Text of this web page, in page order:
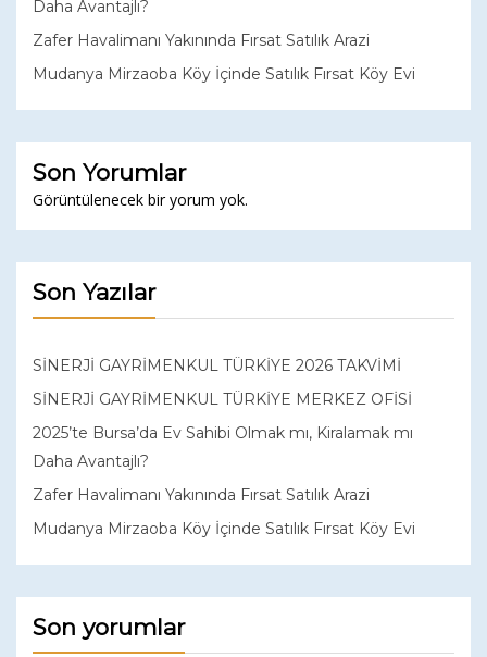
Daha Avantajlı?
Zafer Havalimanı Yakınında Fırsat Satılık Arazi
Mudanya Mirzaoba Köy İçinde Satılık Fırsat Köy Evi
Son Yorumlar
Görüntülenecek bir yorum yok.
Son Yazılar
SİNERJİ GAYRİMENKUL TÜRKİYE 2026 TAKVİMİ
SİNERJİ GAYRİMENKUL TÜRKİYE MERKEZ OFİSİ
2025’te Bursa’da Ev Sahibi Olmak mı, Kiralamak mı
Daha Avantajlı?
Zafer Havalimanı Yakınında Fırsat Satılık Arazi
Mudanya Mirzaoba Köy İçinde Satılık Fırsat Köy Evi
Son yorumlar